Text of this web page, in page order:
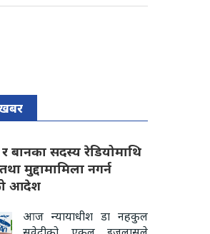
बानका सदस्य रेडियोमाथि
मुद्दामामिला नगर्न
आदेश
आज न्यायाधीश डा नहकुल